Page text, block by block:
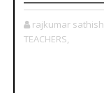
rajkumar sathish
TEACHERS,